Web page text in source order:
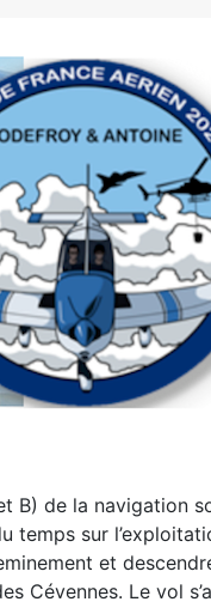
B) de la navigation
sur
et
Cévennes. Le vol